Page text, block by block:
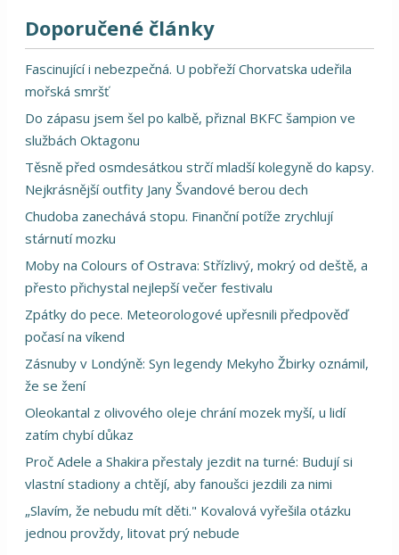
Doporučené články
Fascinující i nebezpečná. U pobřeží Chorvatska udeřila
mořská smršť
Do zápasu jsem šel po kalbě, přiznal BKFC šampion ve
službách Oktagonu
Těsně před osmdesátkou strčí mladší kolegyně do kapsy.
Nejkrásnější outfity Jany Švandové berou dech
Chudoba zanechává stopu. Finanční potíže zrychlují
stárnutí mozku
Moby na Colours of Ostrava: Střízlivý, mokrý od deště, a
přesto přichystal nejlepší večer festivalu
Zpátky do pece. Meteorologové upřesnili předpověď
počasí na víkend
Zásnuby v Londýně: Syn legendy Mekyho Žbirky oznámil,
že se žení
Oleokantal z olivového oleje chrání mozek myší, u lidí
zatím chybí důkaz
Proč Adele a Shakira přestaly jezdit na turné: Budují si
vlastní stadiony a chtějí, aby fanoušci jezdili za nimi
„Slavím, že nebudu mít děti." Kovalová vyřešila otázku
jednou provždy, litovat prý nebude